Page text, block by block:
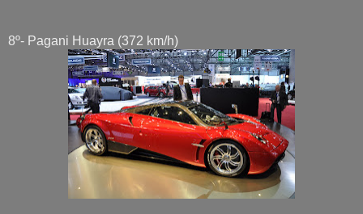
8º- Pagani Huayra (372 km/h)